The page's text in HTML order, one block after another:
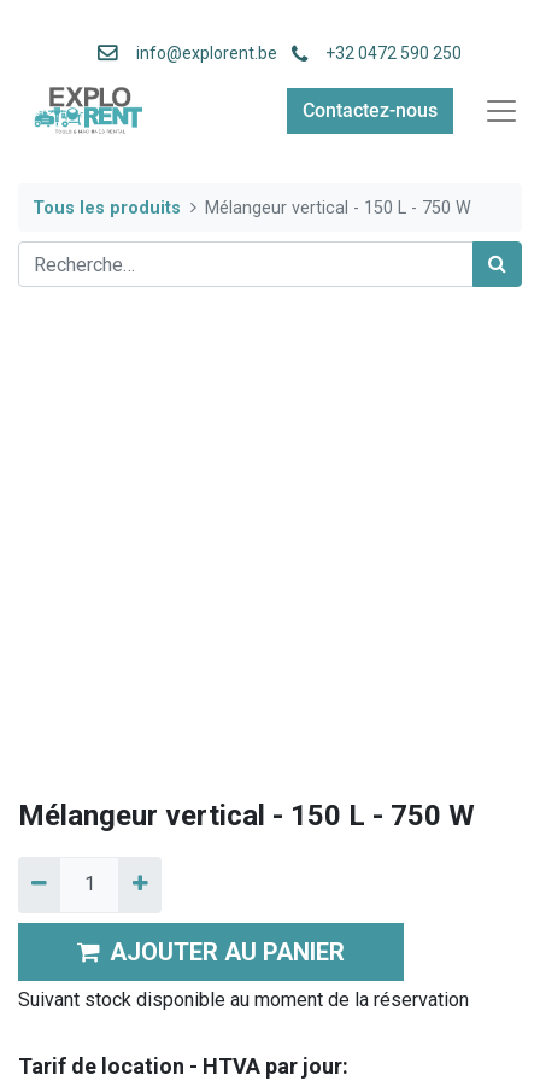
info@explorent.be +32 0472 590 250
Contactez-nous
Tous les produits Mélangeur vertical - 150 L - 750 W
Mélangeur vertical - 150 L - 750 W
AJOUTER AU PANIER
Suivant stock disponible au moment de la réservation
Tarif de location - HTVA par jour: